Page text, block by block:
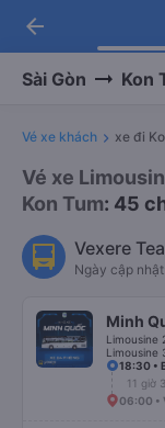
-
arrow_back
Sài Gòn Kon
Vé xe khách xe đi
Vé xe
Kon Tum: 45
Vexere
Ngày cập
Minh
Limousine
Limousine
18:30 •
11 giờ
06:00 •